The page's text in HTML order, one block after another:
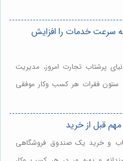
سرعت خدمات را افزایش
پرشتاب تجارت امروز، مدیریت
ستون فقرات هر کسب وکار موفقی
قبل از خرید
و خرید یک صندوق فروشگاهی